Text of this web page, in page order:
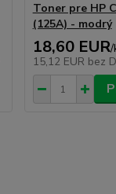
Toner pre HP
(125A) - modrý
18,60 EUR/
15,12 EUR bez